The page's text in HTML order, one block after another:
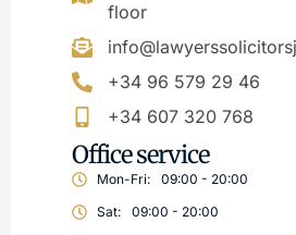
floor
+34 96 579 29 46
+34 607 320 768
Office service
Mon-Fri:
09:00 - 20:00
Sat:
09:00 - 20:00